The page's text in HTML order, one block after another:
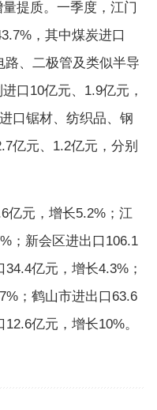
提质。一季度，江门
，其中煤炭进口
路、二极管及类似半导
口10亿元、1.9亿元，
口锯材、纺织品、钢
亿元、1.2亿元，分别
亿元，增长5.2%；江
；新会区进出口106.1
亿元，增长4.3%；
；鹤山市进出口63.6
亿元，增长10%。